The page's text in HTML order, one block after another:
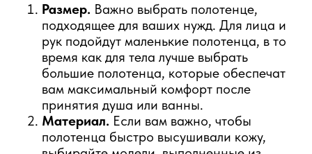
Размер. Важно выбрать полотенце,
подходящее для ваших нужд. Для лица и
рук подойдут маленькие полотенца, в то
время как для тела лучше выбрать
большие полотенца, которые обеспечат
вам максимальный комфорт после
принятия душа или ванны.
Материал. Если вам важно, чтобы
полотенца быстро высушивали кожу,